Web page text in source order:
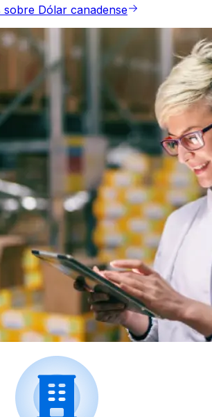
Dólar canadense